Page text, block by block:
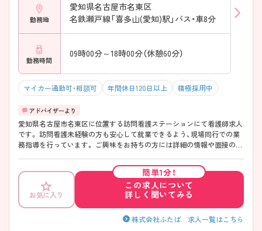
勤務地
愛知県名古屋市名東区
名鉄瀬戸線「喜多山(愛知)駅」バス・車8分
勤務時間
09時00分～18時00分（休憩60分）
マイカー通勤可・相談可 年間休日120日以上 積極採用中
愛知県名古屋市名東区に位置する訪問看護ステーションにて看護師求人
です。 訪問看護未経験の方も安心して就業できるよう、現場同行での業
務指導を行っています。 ご興味をお持ちの方には詳細の情報や面接のポ
お気に入り
簡単1分！
この求人について
詳しく聞いてみる
株式会社ふたば 求人一覧はこちら